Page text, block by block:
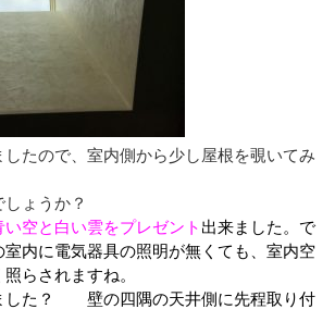
たので、室内側から少し屋根を覗いてみ
ょうか？
い空と白い雲をプレゼント 出来ました。で
室内に電気器具の照明が無くても、室内空
らされますね。
した？ 壁の四隅の天井側に先程取り付